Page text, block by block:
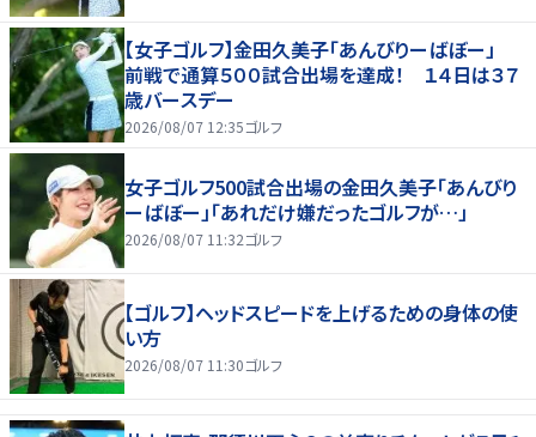
【女子ゴルフ】金田久美子「あんびりーばぼー」
前戦で通算５００試合出場を達成！ １４日は３７
歳バースデー
2026/08/07 12:35ゴルフ
女子ゴルフ500試合出場の金田久美子「あんびり
ーばぼー」「あれだけ嫌だったゴルフが…」
2026/08/07 11:32ゴルフ
【ゴルフ】ヘッドスピードを上げるための身体の使
い方
2026/08/07 11:30ゴルフ